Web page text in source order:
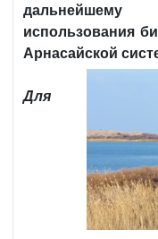
использования
Арнасайской
Для